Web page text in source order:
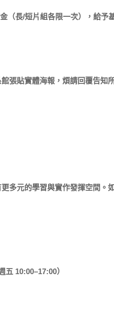
（長/短片組各限一次），給予
張貼實體海報，煩請回覆告知
多元的學習與實作發揮空間。
五 10:00–17:00）